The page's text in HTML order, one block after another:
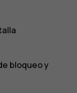
bloqueo y